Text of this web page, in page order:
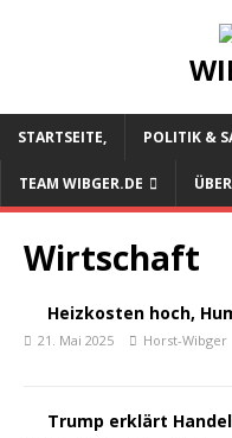
STARTSEITE, POLITIK &
TEAM WIBGER.DE
Wirtschaft
Heizkosten hoch,
21. Mai 2025 Horst-Wibger
Trump erklärt